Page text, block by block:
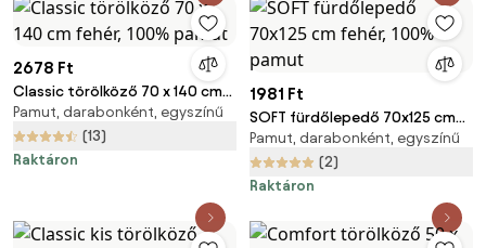
2678 Ft
Classic törölköző 70 x 140 cm
fehér, 100% pamut
Pamut, darabonként, egyszínű
(13)
Raktáron
1981 Ft
SOFT fürdőlepedő 70x125 cm
fehér, 100% pamut
Pamut, darabonként, egyszínű
(2)
Raktáron